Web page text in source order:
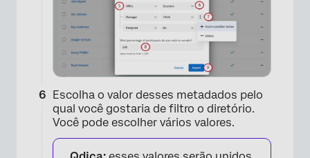
×
Escolha o valor desses metadados pelo
qual você gostaria de filtro o diretório.
Você pode escolher vários valores.